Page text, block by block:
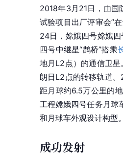
2018年3月21日，由国
试验项目出厂评审会”
24日，嫦娥四号嫦娥
四号中继星“鹊桥”搭乘
地月L2点）的通信卫星
朗日L2点的转移轨道
距月球约6.5万公里的
工程嫦娥四号任务月球
和月球车外观设计构型
成功发射